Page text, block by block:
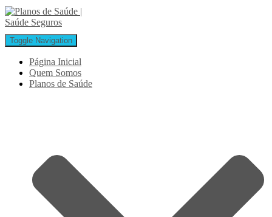
Toggle Navigation
Página Inicial
Quem Somos
Planos de Saúde